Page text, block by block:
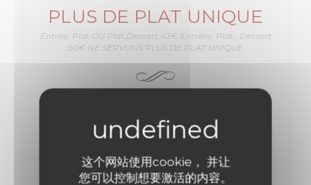
这个网站使用cookie， 并让
您可以控制想要激活的内容。
PLUS DE PLAT UNIQUE
Entrée, Plat OU Plat,Dessert 43€ Entrées, Plat , Dessert
50€ NE SERVONS PLUS DE PLAT UNIQUE
ENTREE
PLAT